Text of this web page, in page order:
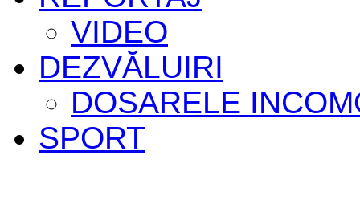
VIDEO
DEZVĂLUIRI
DOSARELE
SPORT